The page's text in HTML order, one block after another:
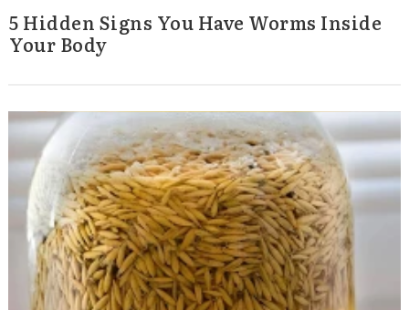
5 Hidden Signs You Have Worms Inside
Your Body